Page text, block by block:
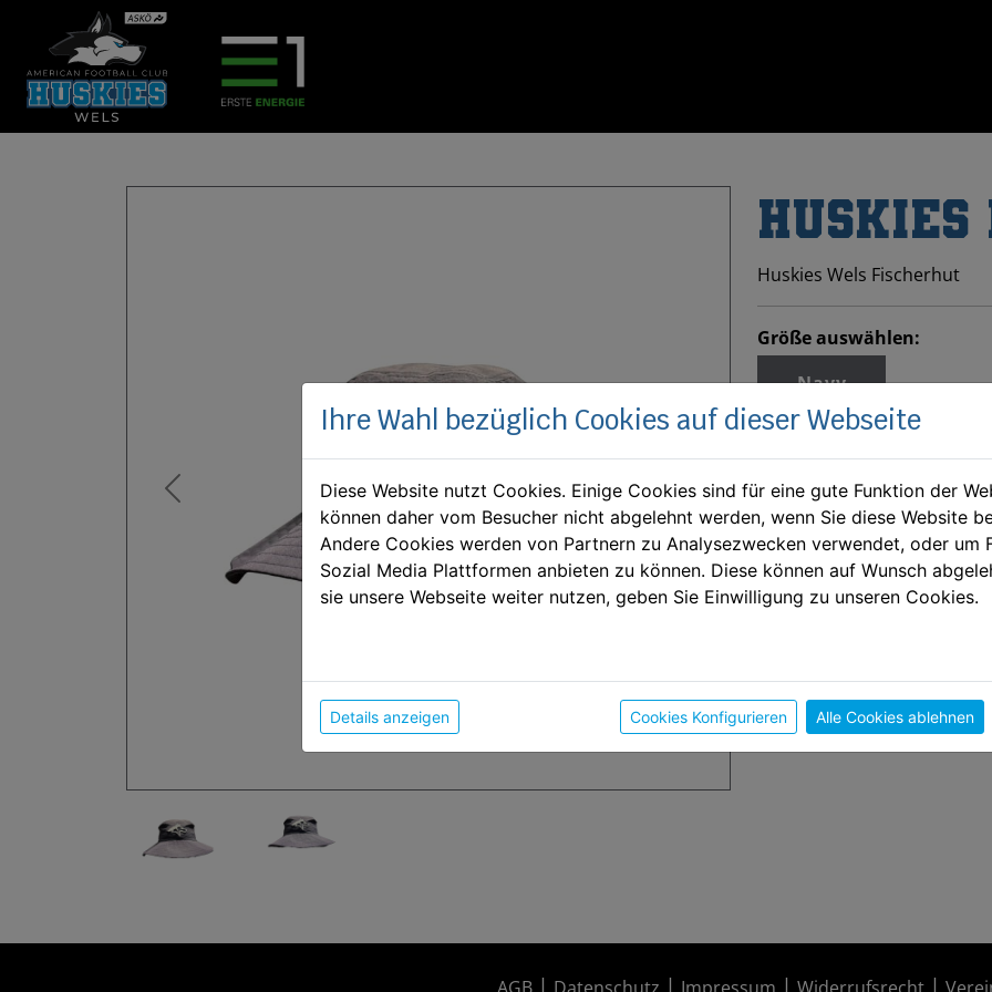
Huskies Wels Fischerhut
Größe auswählen:
Navy
Ihre Wahl bezüglich Cookies auf dieser Webseite
Diese Website nutzt Cookies. Einige Cookies sind für eine gute Funktion der
können daher vom Besucher nicht abgelehnt werden, wenn Sie diese Website
Andere Cookies werden von Partnern zu Analysezwecken verwendet, oder um
Sozial Media Plattformen anbieten zu können. Diese können auf Wunsch
sie unsere Webseite weiter nutzen, geben Sie Einwilligung zu unseren Cookies.
Details anzeigen Cookies Konfigurieren Alle Cookies ablehnen